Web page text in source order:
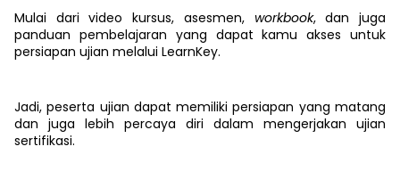
Mulai dari video kursus, asesmen, workbook, dan juga
panduan pembelajaran yang dapat kamu akses untuk
persiapan ujian melalui LearnKey.
Jadi, peserta ujian dapat memiliki persiapan yang matang
dan juga lebih percaya diri dalam mengerjakan ujian
sertifikasi.